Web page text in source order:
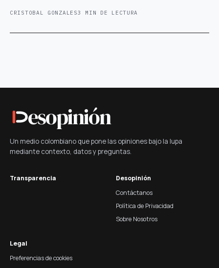
CRISTOBAL GONZALES3 MIN DE LECTURA
esopinión
Un medio colombiano que pone las opiniones bajo la lupa
mediante contexto, datos y preguntas.
Transparencia
Desopinión
Contáctanos
Política de Privacidad
Sobre Nosotros
Legal
Preferencias de cookies